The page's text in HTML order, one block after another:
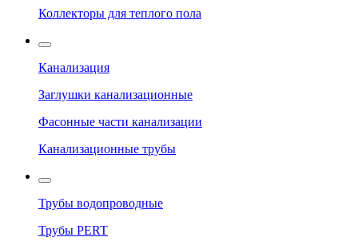
Коллекторы для теплого пола
Канализация
Заглушки канализационные
Фасонные части канализации
Канализационные трубы
Трубы водопроводные
Трубы PERT